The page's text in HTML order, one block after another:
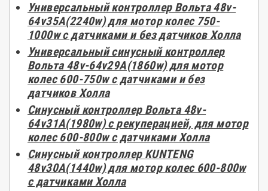
Универсальный контроллер Вольта 48v-
64v35А(2240w) для мотор колес 750-
1000w с датчиками и без датчиков Холла
Универсальный синусный контроллер
Вольта 48v-64v29А(1860w) для мотор
колес 600-750w с датчиками и без
датчиков Холла
Синусный контроллер Вольта 48v-
64v31A(1980w) с рекуперацией, для мотор
колес 600-800w с датчиками Холла
Синусный контроллер KUNTENG
48v30A(1440w) для мотор колес 600-800w
с датчиками Холла